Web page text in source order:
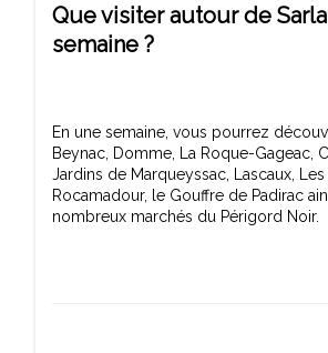
Que visiter autour de
semaine ?
En une semaine, vous pourrez
Beynac, Domme, La Roque-Gageac,
Jardins de Marqueyssac, Lascaux, Les
Rocamadour, le Gouffre de Padirac